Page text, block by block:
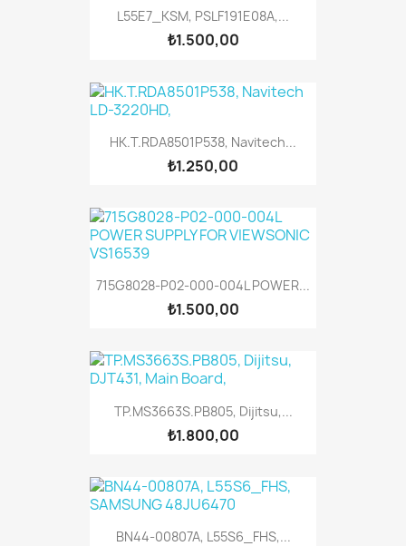
L55E7_KSM, PSLF191E08A,...
₺1.500,00
HK.T.RDA8501P538, Navitech...
₺1.250,00
715G8028-P02-000-004L POWER...
₺1.500,00
TP.MS3663S.PB805, Dijitsu,...
₺1.800,00
BN44-00807A, L55S6_FHS,...